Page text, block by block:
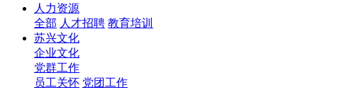
人力资源
全部 人才招聘 教育培训
苏兴文化
企业文化
党群工作
员工关怀 党团工作